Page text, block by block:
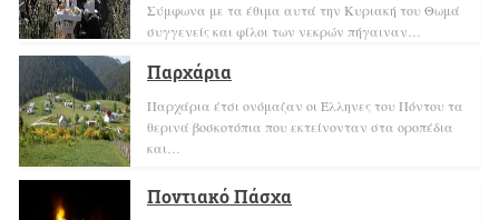
Σύμφωνα με τα έθιμα αυτά την Κυριακή του Θωμά
συγγενείς και φίλοι των νεκρών πήγαιναν…
Παρχάρια
Παρχάρια έτσι ονόμαζαν οι Έλληνες του Πόντου τα
θερινά βοσκοτόπια που εκτείνονταν στα οροπέδια
και…
Ποντιακό Πάσχα